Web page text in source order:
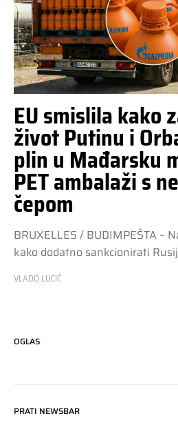
EU smislila kako
život Putinu i
plin u Mađarsku
PET ambalaži s
čepom
BRUXELLES / BUDIMPEŠTA –
kako dodatno sankcionirati
VLADO LUCIĆ
OGLAS
PRATI NEWSBAR